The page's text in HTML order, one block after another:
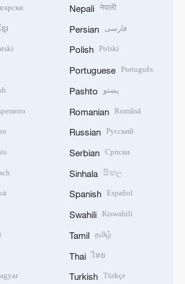
ែរ
Nepali नेपाली
Persian فارسی
Polish Polski
Portuguese Português
Pashto پښتو
Romanian Română
Russian Русский
Serbian Српски
Sinhala සිංහල
Spanish Español
Swahili Kiswahili
Tamil தமிழ்
Thai ไทย
Turkish Türkçe